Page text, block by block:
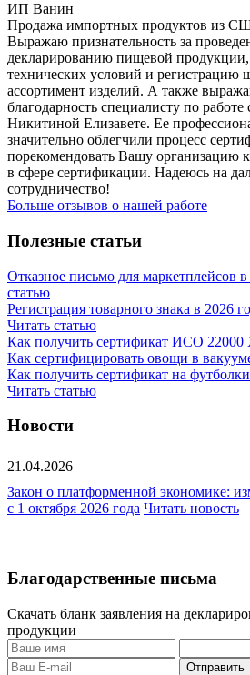
ИП Ванин
Продажа импортных продуктов из
Выражаю признательность за
декларированию пищевой продукции,
технических условий и регистрацию
ассортимент изделий. А также
благодарность специалисту по работе
Никитиной Елизавете. Ее
значительно облегчили процесс
порекомендовать Вашу организацию
в сфере сертификации. Надеюсь на
сотрудничество!
Больше отзывов о нашей работе
Полезные статьи
Отказное письмо для маркетплейсов
статью
Регистрация товарного знака в 2026
Читать статью
Как получить сертификат ИСО
Как сертифицировать овощи в
Как получить сертификат на
Читать статью
Новости
21.04.2026
Закон о платформенной экономике:
с 1 октября 2026 года Читать новость
Благодарственные письма
Скачать бланк заявления на
продукции